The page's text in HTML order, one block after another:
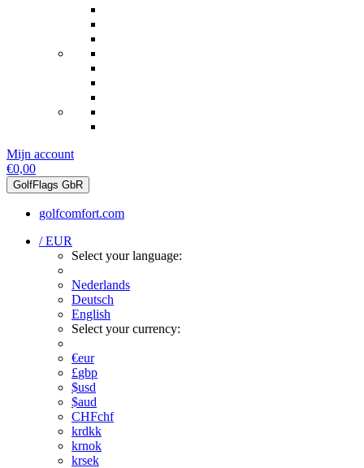
Mijn account
€0,00
GolfFlags GbR
golfcomfort.com
/ EUR
Select your language:
Nederlands
Deutsch
English
Select your currency:
€eur
£gbp
$usd
$aud
CHFchf
krdkk
krnok
krsek